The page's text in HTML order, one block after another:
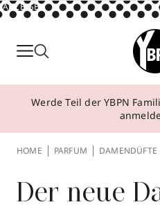
ANZEIGE
Parfum
Make-up
Behandlungen
Über YBPN
Werde Teil der YBPN
HOME PARFUM DAMENDÜFTE
Der neue